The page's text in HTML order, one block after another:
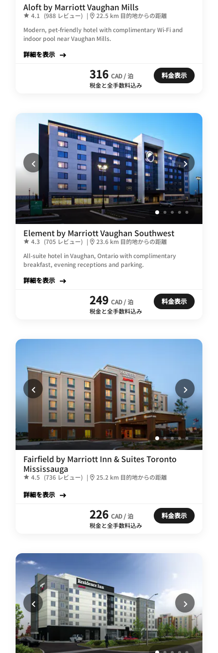
Aloft by Marriott Vaughan Mills
4.1 (988 レビュー) |
22.5 km 目的地からの距離
Modern, pet-friendly hotel with complimentary Wi-Fi and
indoor pool near Vaughan Mills.
詳細を表示
316 CAD / 泊
税金と全手数料込み
料金表示
Element by Marriott Vaughan Southwest
4.3 (705 レビュー) |
23.6 km 目的地からの距離
All-suite hotel in Vaughan, Ontario with complimentary
breakfast, evening receptions and parking.
詳細を表示
249 CAD / 泊
税金と全手数料込み
料金表示
Fairfield by Marriott Inn & Suites Toronto
Mississauga
4.5 (736 レビュー) | 25.2 km 目的地からの距離
詳細を表示
226 CAD / 泊
税金と全手数料込み
料金表示